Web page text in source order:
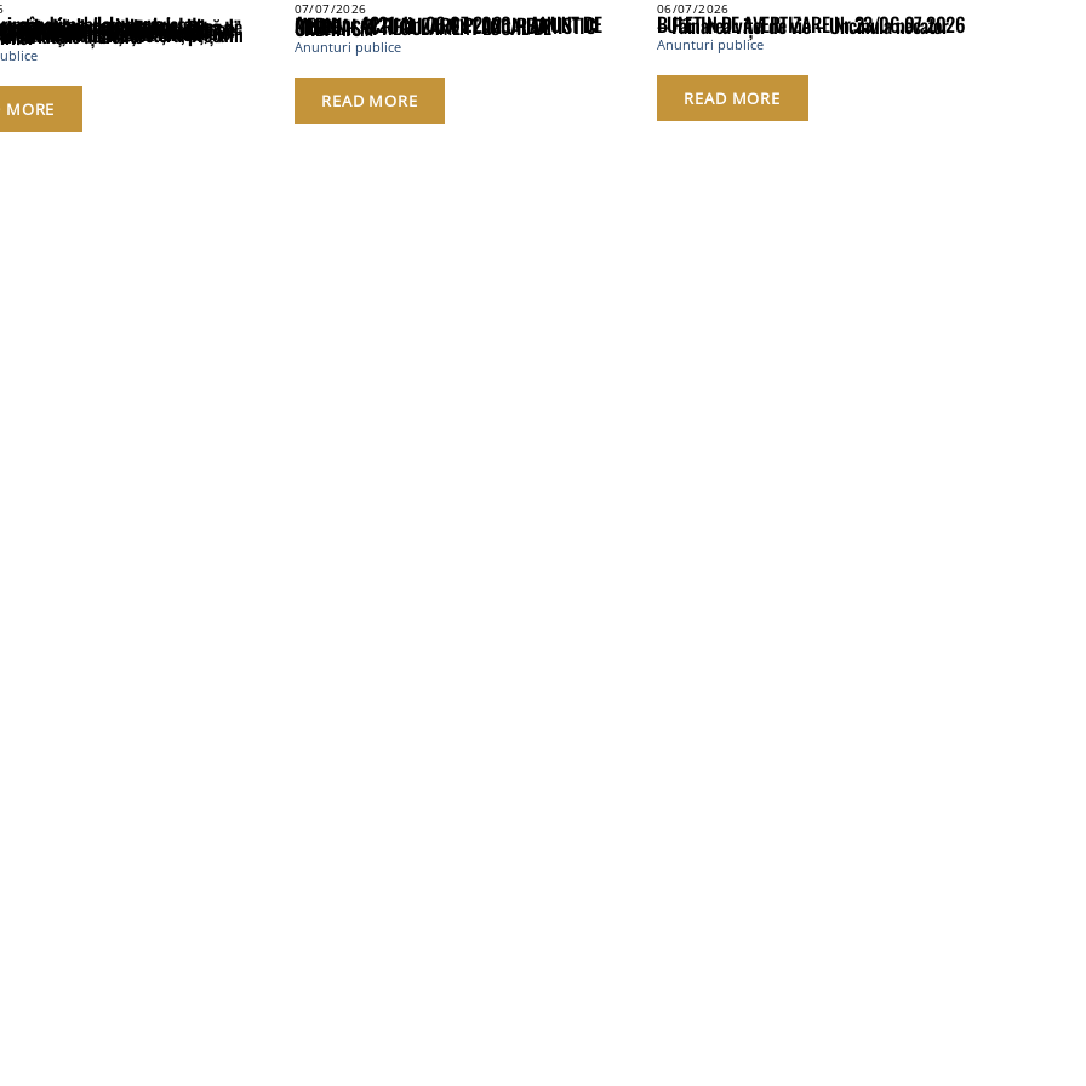
din Judetul Vâlcea , proprietarii sau detinățorii acestora, precum și sumele individuale aferente despăgubirilor
MORE
07/07/2026
Anunt nr.4221 din 06.07.2026 – ANUNT DE MEDIU – ACTUALIZARE PLAN URBANISTIC GENERAL SI REGULAMENT LOCAL DE URBANISM
Anunturi publice
READ MORE
06/07/2026
BULETIN DE AVERTIZARE Nr.23/06.07.2026 – Făinarea viței de vie – Uncinula necator
Anunturi publice
READ MORE